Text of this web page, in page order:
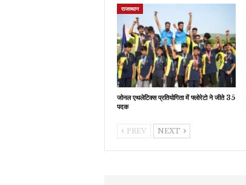
राजस्थान
जोनल एथलेटिक्स प्रतियोगिता में फ्लोरेटो ने जीते 35
पदक
PREV NEXT